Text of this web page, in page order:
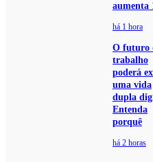
aumenta
há 1 hora
O futuro
trabalho
poderá
uma vida
dupla
Entenda
porquê
há 2 horas